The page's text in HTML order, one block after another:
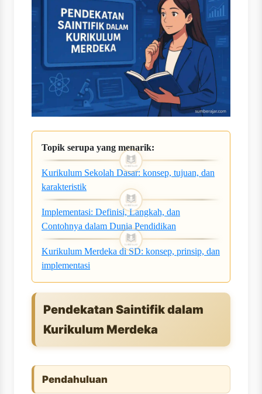
Topik serupa yang menarik:
Kurikulum Sekolah Dasar: konsep, tujuan, dan
karakteristik
Implementasi: Definisi, Langkah, dan
Contohnya dalam Dunia Pendidikan
Kurikulum Merdeka di SD: konsep, prinsip, dan
implementasi
Pendekatan Saintifik dalam
Kurikulum Merdeka
Pendahuluan